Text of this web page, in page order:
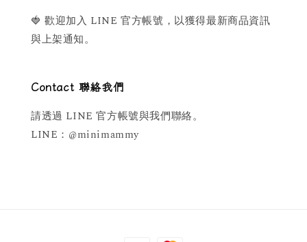
🍓 歡迎加入 LINE 官方帳號，以獲得最新商品資訊
與上架通知。
Contact 聯絡我們
請透過 LINE 官方帳號與我們聯絡。
LINE：@minimammy